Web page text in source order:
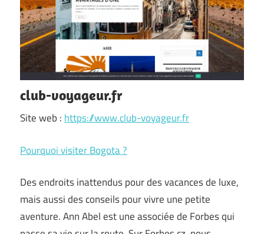
club-voyageur.fr
Site web : https://www.club-voyageur.fr
Pourquoi visiter Bogota ?
Des endroits inattendus pour des vacances de luxe,
mais aussi des conseils pour vivre une petite
aventure. Ann Abel est une associée de Forbes qui